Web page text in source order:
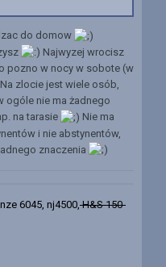
do domow
Najwyzej wrocisz
pozno w nocy w sobote (w
zlocie jest wiele osób,
ogóle nie ma żadnego
na tarasie
Nie ma
i nie abstynentów,
znaczenia
6045, nj4500,H&S 150-